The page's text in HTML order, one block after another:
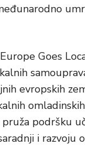
Goes
evropskih
podršku
i razvoju